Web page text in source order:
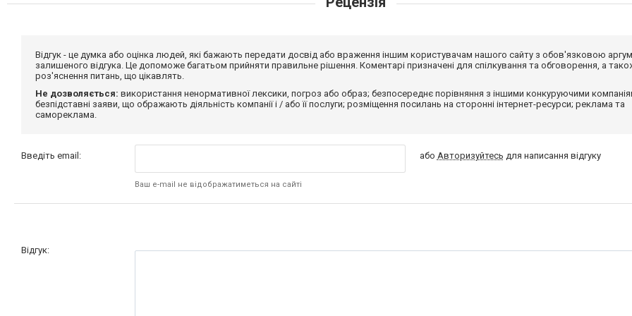
Відгук - це думка або оцінка людей, які бажають передати досвід або враження іншим користувачам нашого сайту з обов'язковою
залишеного відгука. Це допоможе багатьом прийняти правильне рішення. Коментарі призначені для спілкування та обговорення, а
роз'яснення питань, що цікавлять.
Не дозволяється: використання ненормативної лексики, погроз або образ; безпосереднє порівняння з іншими конкуруючими
безпідставні заяви, що ображають діяльність компанії і / або її послуги; розміщення посилань на сторонні інтернет-ресурси; реклама та
самореклама.
Введіть email:
Ваш e-mail не відображатиметься на сайті
або Авторизуйтесь для написання відгуку
Відгук: